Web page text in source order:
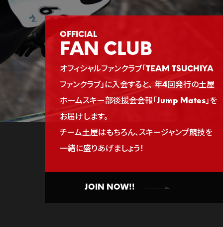
FAN CLUB
オフィシャルファンクラブ「TEAM TSUCHIYA
ファンクラブ」に入会すると、 年4回発行の土屋
ホームスキー部後援会会報「Jump Mates」を
お届けします。
チーム土屋はもちろん、スキージャンプ競技を
一緒に盛りあげましょう！
JOIN NOW!!